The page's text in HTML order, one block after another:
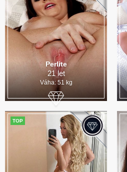
Perlite
21 let
Váha: 51 kg
TOP